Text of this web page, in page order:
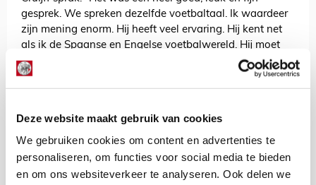
Deze website maakt gebruik van cookies
We gebruiken cookies om content en advertenties te
personaliseren, om functies voor social media te bieden
en om ons websiteverkeer te analyseren. Ook delen we
gesprek. We spreken dezelfde voetbaltaal. Ik waardeer
zijn mening enorm. Hij heeft veel ervaring. Hij kent net
als ik de Spaanse en Engelse voetbalwereld. Hij moet
beslissen of hij doorgaat als adviseur, maar het gesprek
was prettig en we denken over veel voetbalzaken
hetzelfde.”
Tot slot kreeg Cruijff de vraag of er binnen Ajax meer
veel legendes. Dat moeten we gebruiken op een goede
manier. Als een jonge speler met iemand kan praten die
alles won, is de geloofwaardigheid heel groot. Het moet